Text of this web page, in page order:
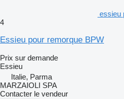
essieu
4
Essieu pour remorque BPW
Prix sur demande
Essieu
Italie, Parma
MARZAIOLI SPA
Contacter le vendeur